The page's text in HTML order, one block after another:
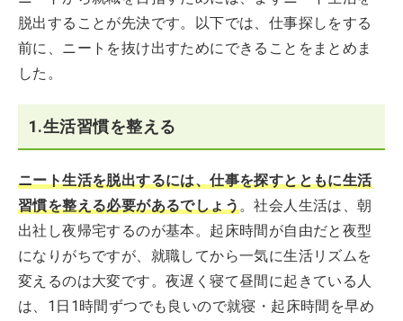
脱出することが先決です。以下では、仕事探しをする
前に、ニートを抜け出すためにできることをまとめま
した。
1.生活習慣を整える
ニート生活を脱出するには、仕事を探すとともに生活
習慣を整える必要があるでしょう。社会人生活は、朝
出社し夜帰宅するのが基本。起床時間が自由だと夜型
になりがちですが、就職してから一気に生活リズムを
変えるのは大変です。夜遅く寝て昼間に起きている人
は、1日1時間ずつでも良いので就寝・起床時間を早め